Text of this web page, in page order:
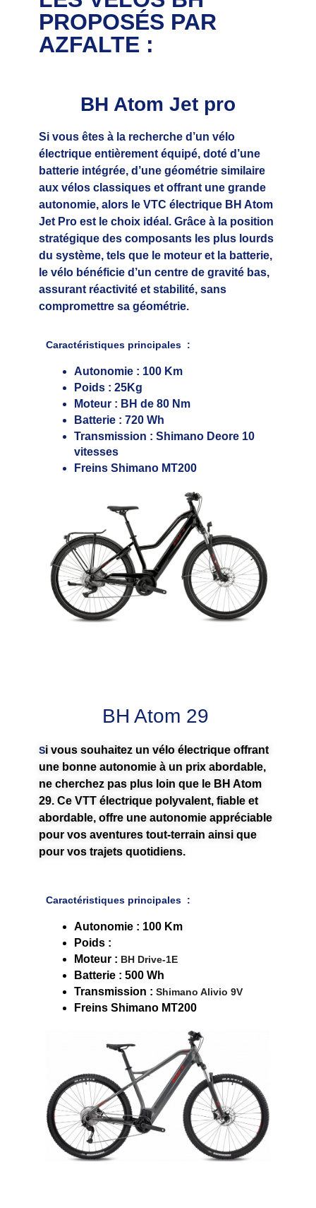
PROPOSÉS PAR
AZFALTE :
BH Atom Jet pro
Si vous êtes à la recherche d’un vélo
électrique entièrement équipé, doté d’une
batterie intégrée, d’une géométrie similaire
aux vélos classiques et offrant une grande
autonomie, alors le VTC électrique BH Atom
Jet Pro est le choix idéal. Grâce à la position
stratégique des composants les plus lourds
du système, tels que le moteur et la batterie,
le vélo bénéficie d’un centre de gravité bas,
assurant réactivité et stabilité, sans
compromettre sa géométrie.
Caractéristiques principales :
Autonomie : 100 Km
Poids : 25Kg
Moteur : BH de 80 Nm
Batterie : 720 Wh
Transmission : Shimano Deore 10
vitesses
Freins Shimano MT200
BH Atom 29
Si vous souhaitez un vélo électrique offrant
une bonne autonomie à un prix abordable,
ne cherchez pas plus loin que le BH Atom
29. Ce VTT électrique polyvalent, fiable et
abordable, offre une autonomie appréciable
pour vos aventures tout-terrain ainsi que
pour vos trajets quotidiens.
Caractéristiques principales :
Autonomie : 100 Km
Poids :
Moteur : BH Drive-1E
Batterie : 500 Wh
Transmission : Shimano Alivio 9V
Freins Shimano MT200